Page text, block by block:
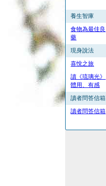
養生智庫
食物為最佳良
藥
現身說法
喜悅之旅
讀《琉璃光》
體用、有感
讀者問答信箱
讀者問答信箱